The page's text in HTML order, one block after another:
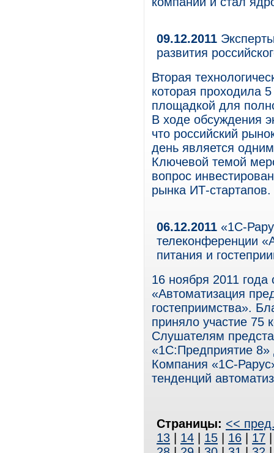
09.12.2011
развития
Вторая
которая проходила
площадкой для
В ходе обсуждения
что российский
день является
Ключевой темой
вопрос
рынка ИТ-стартапов.
06.12.2011 «1С-
телеконференции
питания и
16 ноября 2011 года
«Автоматизация
гостеприимства».
приняло участие 75
Слушателям
«1С:Предприятие 8»
Компания «1С-
тенденций
Страницы: <<
13
14 15 16 17